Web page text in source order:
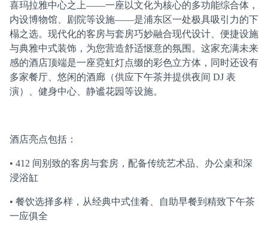
喜玛拉雅中心之上——一座以文化为核心的多功能综合体，
内设博物馆、剧院等设施——是浦东区一处极具吸引力的下
榻之选。现代化的客房与套房巧妙融合现代设计、便捷设施
与典雅中式装饰，为您营造舒适惬意的氛围。这家充满未来
感的酒店顶端是一座霓虹灯点缀的彩色立方体，同时还设有
多家餐厅、悠闲的酒廊（供应下午茶并提供夜间 DJ 表
演）、健身中心、静谧花园等设施。
酒店亮点包括：
• 412 间别致的客房与套房，配备传统艺术品、办公桌和深
浸浴缸
• 餐饮选择多样，从经典中式佳肴、自助早餐到精致下午茶
一应俱全